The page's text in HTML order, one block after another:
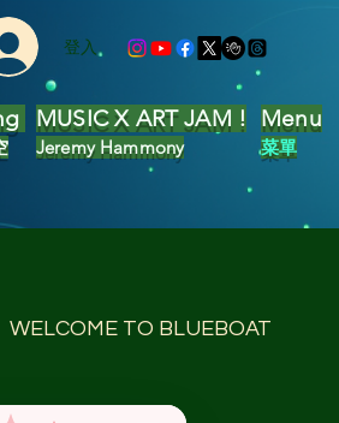
登入
MUSIC X ART JAM !
Jeremy Hammony
Menu
菜單
WELCOME TO BLUEBOAT